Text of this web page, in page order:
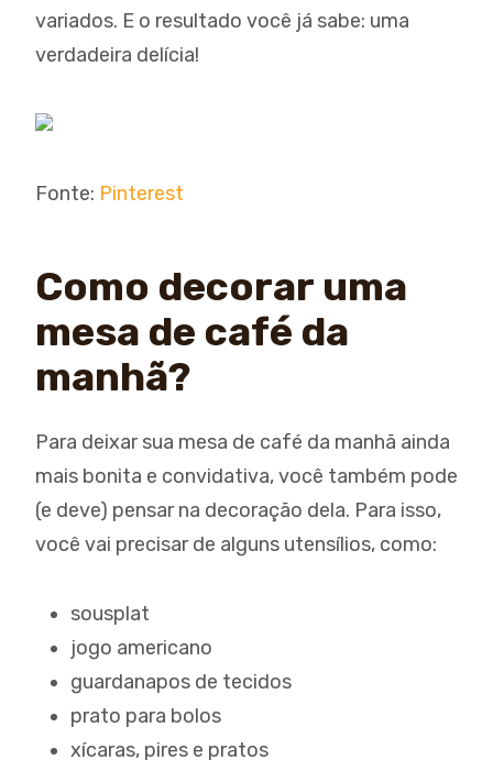
variados. E o resultado você já sabe: uma
verdadeira delícia!
Fonte: Pinterest
Como decorar uma
mesa de café da
manhã?
Para deixar sua mesa de café da manhã ainda
mais bonita e convidativa, você também pode
(e deve) pensar na decoração dela. Para isso,
você vai precisar de alguns utensílios, como:
sousplat
jogo americano
guardanapos de tecidos
prato para bolos
xícaras, pires e pratos